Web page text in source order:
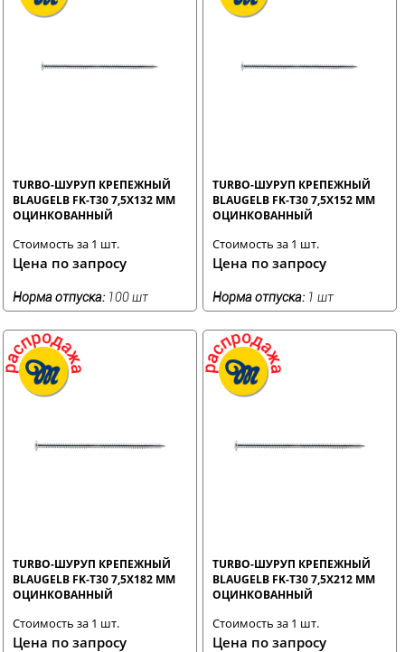
TURBO-ШУРУП КРЕПЕЖНЫЙ
BLAUGELB FK-T30 7,5X132 ММ
ОЦИНКОВАННЫЙ
Стоимость за 1 шт.
Цена по запросу
Норма отпуска: 100 шт
TURBO-ШУРУП КРЕПЕЖНЫЙ
BLAUGELB FK-T30 7,5X152 ММ
ОЦИНКОВАННЫЙ
Стоимость за 1 шт.
Цена по запросу
Норма отпуска: 1 шт
TURBO-ШУРУП КРЕПЕЖНЫЙ
BLAUGELB FK-T30 7,5X182 ММ
ОЦИНКОВАННЫЙ
Стоимость за 1 шт.
Цена по запросу
TURBO-ШУРУП КРЕПЕЖНЫЙ
BLAUGELB FK-T30 7,5X212 ММ
ОЦИНКОВАННЫЙ
Стоимость за 1 шт.
Цена по запросу